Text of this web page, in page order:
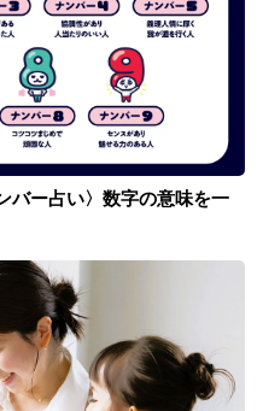
バー占い〉数字の意味を一